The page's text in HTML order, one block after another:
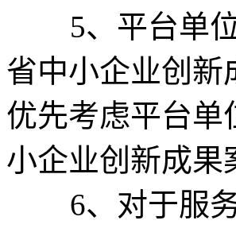
5、平台单位
省中小企业创新
优先考虑平台单
小企业创新成果
6、对于服务